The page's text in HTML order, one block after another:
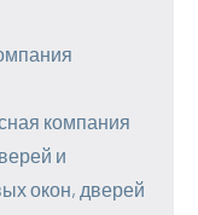
компания
и
окон, дверей